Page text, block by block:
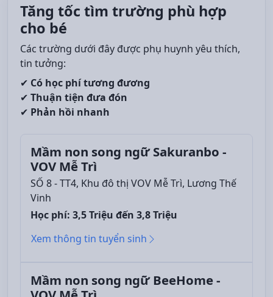
Tăng tốc tìm trường phù hợp
cho bé
Các trường dưới đây được phụ huynh yêu thích,
tin tưởng:
✔ Có học phí tương đương
✔ Thuận tiện đưa đón
✔ Phản hồi nhanh
Mầm non song ngữ Sakuranbo -
VOV Mễ Trì
SỐ 8 - TT4, Khu đô thị VOV Mễ Trì, Lương Thế
Vinh
Học phí: 3,5 Triệu đến 3,8 Triệu
Xem thông tin tuyển sinh
Mầm non song ngữ BeeHome -